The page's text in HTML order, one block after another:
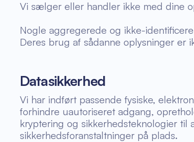
Vi sælger eller handler ikke med dine
Nogle aggregerede og ikke-
Deres brug af sådanne oplysninger er
Datasikkerhed
Vi har indført passende fysiske,
forhindre uautoriseret adgang,
kryptering og sikkerhedsteknologier til
sikkerhedsforanstaltninger på plads.